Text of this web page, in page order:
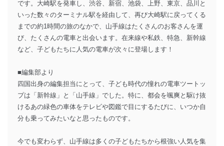
です。大崎駅を発車し、渋谷、新宿、池袋、上野、東京、品川と
いった数々のターミナル駅を経由して、再び大崎駅に戻ってくる
までの約1時間の旅のなかで、山手線はたくさんのお客さんを運
び、たくさんの電車と出会います。在来線や私鉄、特急、新幹線
など、子どもたちに人気の電車が次々に登場します！
■編集部より
四国出身の編集担当にとって、子ども時代の憧れの電車ツートッ
プは「新幹線」と「山手線」でした。特に、都会を颯爽と駆け抜
けるあの緑色の車体をテレビや図鑑で目にするたびに、いつか自
分も乗ってみたいなと思ったものです。
今でも変わらず、山手線は多くの子どもたちから根強い人気を集